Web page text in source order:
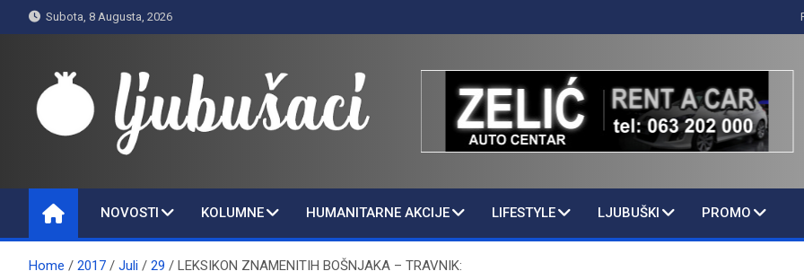
to
Subota, 8 Augusta, 2026
Ljubušaci
NOVOSTI KOLUMNE HUMANITARNE AKCIJE LIFESTYLE LJUBUŠKI PROMO
Home 2017 Juli 29 LEKSIKON ZNAMENITIH BOŠNJAKA – TRAVNIK: